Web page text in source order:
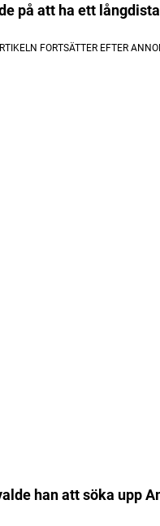
på att ha ett
han att söka upp